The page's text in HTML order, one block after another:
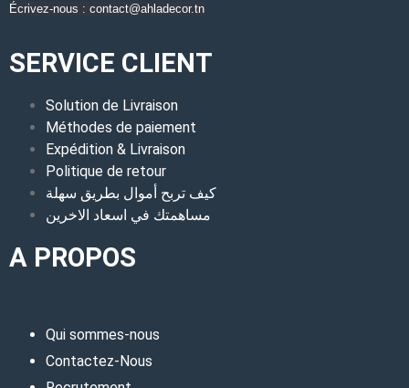
Écrivez-nous : contact@ahladecor.tn
SERVICE CLIENT
Solution de Livraison
Méthodes de paiement
Expédition & Livraison
Politique de retour
كيف تربح أموال بطريق سهلة
مساهمتك في اسعاد الاخرين
A PROPOS
Qui sommes-nous
Contactez-Nous